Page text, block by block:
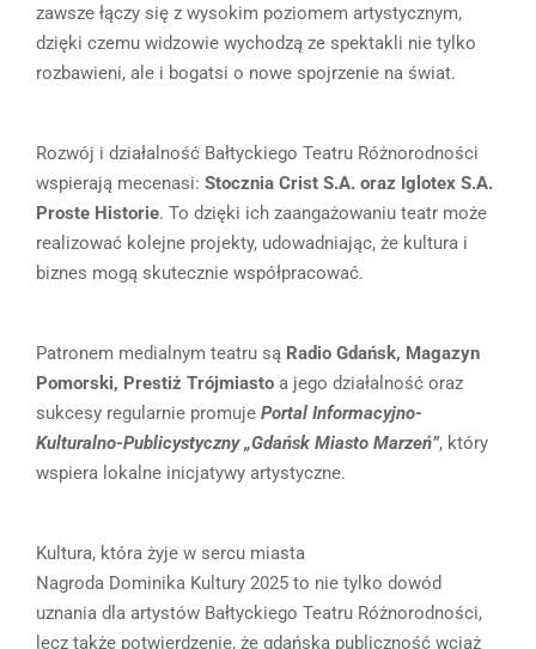
zawsze łączy się z wysokim poziomem artystycznym,
dzięki czemu widzowie wychodzą ze spektakli nie tylko
rozbawieni, ale i bogatsi o nowe spojrzenie na świat.
Rozwój i działalność Bałtyckiego Teatru Różnorodności
wspierają mecenasi: Stocznia Crist S.A. oraz Iglotex S.A.
Proste Historie. To dzięki ich zaangażowaniu teatr może
realizować kolejne projekty, udowadniając, że kultura i
biznes mogą skutecznie współpracować.
Patronem medialnym teatru są Radio Gdańsk, Magazyn
Pomorski, Prestiż Trójmiasto a jego działalność oraz
sukcesy regularnie promuje Portal Informacyjno-
Kulturalno-Publicystyczny „Gdańsk Miasto Marzeń”, który
wspiera lokalne inicjatywy artystyczne.
Kultura, która żyje w sercu miasta
Nagroda Dominika Kultury 2025 to nie tylko dowód
uznania dla artystów Bałtyckiego Teatru Różnorodności,
lecz także potwierdzenie, że gdańska publiczność wciąż